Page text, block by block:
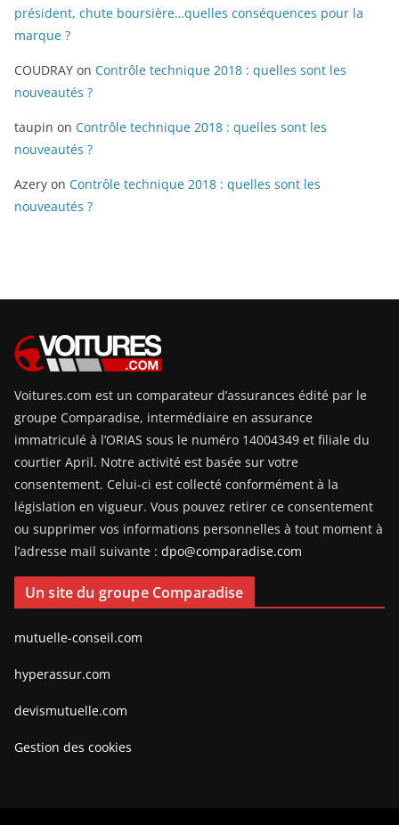
président, chute boursière…quelles conséquences pour la
marque ?
COUDRAY on Contrôle technique 2018 : quelles sont les
nouveautés ?
taupin on Contrôle technique 2018 : quelles sont les
nouveautés ?
Azery on Contrôle technique 2018 : quelles sont les
nouveautés ?
Voitures.com est un comparateur d’assurances édité par le
groupe Comparadise, intermédiaire en assurance
immatriculé à l’ORIAS sous le numéro 14004349 et filiale du
courtier April. Notre activité est basée sur votre
consentement. Celui-ci est collecté conformément à la
législation en vigueur. Vous pouvez retirer ce consentement
ou supprimer vos informations personnelles à tout moment à
l’adresse mail suivante : dpo@comparadise.com
Un site du groupe Comparadise
mutuelle-conseil.com
hyperassur.com
devismutuelle.com
Gestion des cookies